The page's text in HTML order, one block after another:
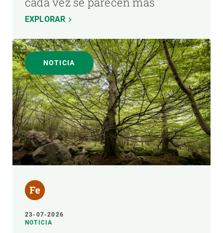
EXPLORAR
NOTICIA
23-07-2026
NOTICIA